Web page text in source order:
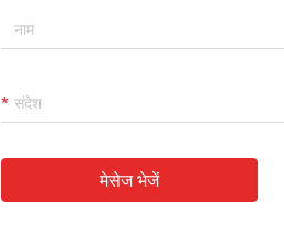
मेसेज भेजें